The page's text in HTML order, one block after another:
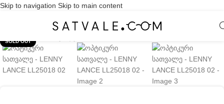
Skip to navigation Skip to main content
SOLD OUT
Click to enlarge